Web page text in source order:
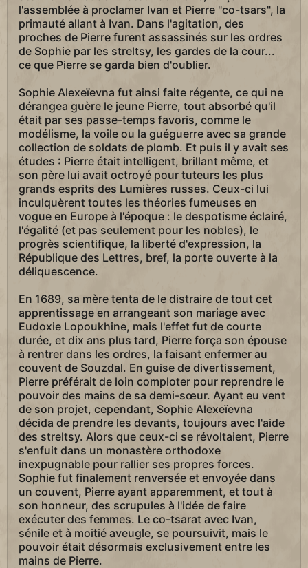
l'assemblée à proclamer Ivan et Pierre "co-tsars", la
primauté allant à Ivan. Dans l'agitation, des
proches de Pierre furent assassinés sur les ordres
de Sophie par les streltsy, les gardes de la cour...
ce que Pierre se garda bien d'oublier.
Sophie Alexeïevna fut ainsi faite régente, ce qui ne
dérangea guère le jeune Pierre, tout absorbé qu'il
était par ses passe-temps favoris, comme le
modélisme, la voile ou la guéguerre avec sa grande
collection de soldats de plomb. Et puis il y avait ses
études : Pierre était intelligent, brillant même, et
son père lui avait octroyé pour tuteurs les plus
grands esprits des Lumières russes. Ceux-ci lui
inculquèrent toutes les théories fumeuses en
vogue en Europe à l'époque : le despotisme éclairé,
l'égalité (et pas seulement pour les nobles), le
progrès scientifique, la liberté d'expression, la
République des Lettres, bref, la porte ouverte à la
déliquescence.
En 1689, sa mère tenta de le distraire de tout cet
apprentissage en arrangeant son mariage avec
Eudoxie Lopoukhine, mais l'effet fut de courte
durée, et dix ans plus tard, Pierre força son épouse
à rentrer dans les ordres, la faisant enfermer au
couvent de Souzdal. En guise de divertissement,
Pierre préférait de loin comploter pour reprendre le
pouvoir des mains de sa demi-sœur. Ayant eu vent
de son projet, cependant, Sophie Alexeïevna
décida de prendre les devants, toujours avec l'aide
des streltsy. Alors que ceux-ci se révoltaient, Pierre
s'enfuit dans un monastère orthodoxe
inexpugnable pour rallier ses propres forces.
Sophie fut finalement renversée et envoyée dans
un couvent, Pierre ayant apparemment, et tout à
son honneur, des scrupules à l'idée de faire
exécuter des femmes. Le co-tsarat avec Ivan,
sénile et à moitié aveugle, se poursuivit, mais le
pouvoir était désormais exclusivement entre les
mains de Pierre.